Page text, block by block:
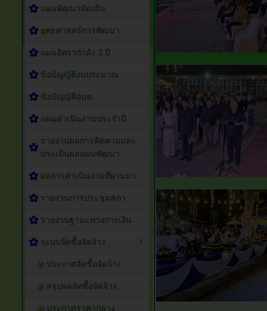
แผนพัฒนาท้องถิ่น
ยุทธศาสตร์การพัฒนา
แผนอัตรากำลัง 3 ปี
ข้อบัญญัติงบประมาณ
ข้อบัญญัติอบต.
แผนดำเนินงานประจำปี
รายงานผลการติดตามและ
ประเมินผลแผนพัฒนา
ผลการดำเนินงานที่ผ่านมา
รายงานการประชุมสภา
รายงานฐานะทางการเงิน
ระบบจัดซื้อจัดจ้าง
ประกาศจัดซื้อจัดจ้าง
สรุปผลจัดซื้อจัดจ้าง
ประกาศราคากลาง